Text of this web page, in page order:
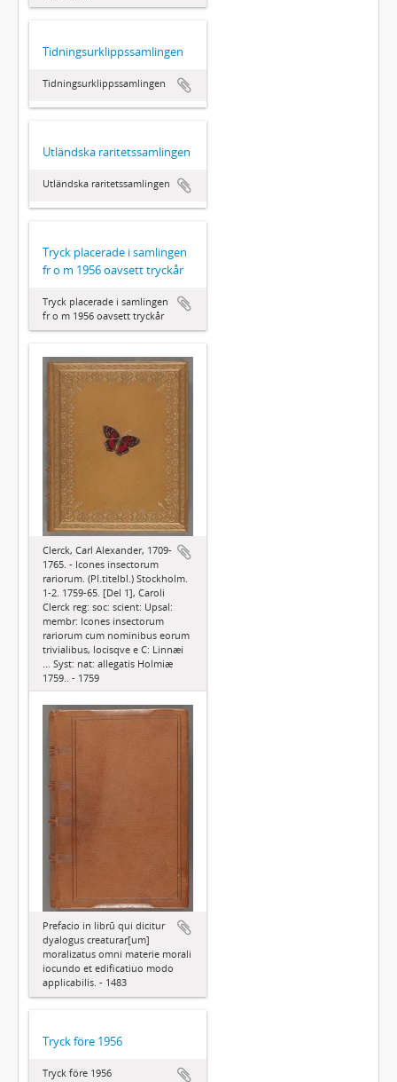
Tidningsurklippssamlingen
Tidningsurklippssamlingen
Utländska raritetssamlingen
Utländska raritetssamlingen
Tryck placerade i samlingen
fr o m 1956 oavsett tryckår
Tryck placerade i samlingen
fr o m 1956 oavsett tryckår
Clerck, Carl Alexander, 1709-
1765. - Icones insectorum
rariorum. (Pl.titelbl.) Stockholm.
1-2. 1759-65. [Del 1], Caroli
Clerck reg: soc: scient: Upsal:
membr: Icones insectorum
rariorum cum nominibus eorum
trivialibus, locisqve e C: Linnæi
... Syst: nat: allegatis Holmiæ
1759.. - 1759
Prefacio in librū qui dicitur
dyalogus creaturar[um]
moralizatus omni materie morali
iocundo et edificatiuo modo
applicabilis. - 1483
Tryck före 1956
Tryck före 1956